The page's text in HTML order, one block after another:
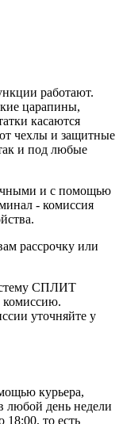
работают.
царапины,
касаются
чехлы и защитные
и под любые
и с помощью
- комиссия
рассрочку или
СПЛИТ
комиссию.
уточняйте у
курьера,
любой день недели
18:00, то есть